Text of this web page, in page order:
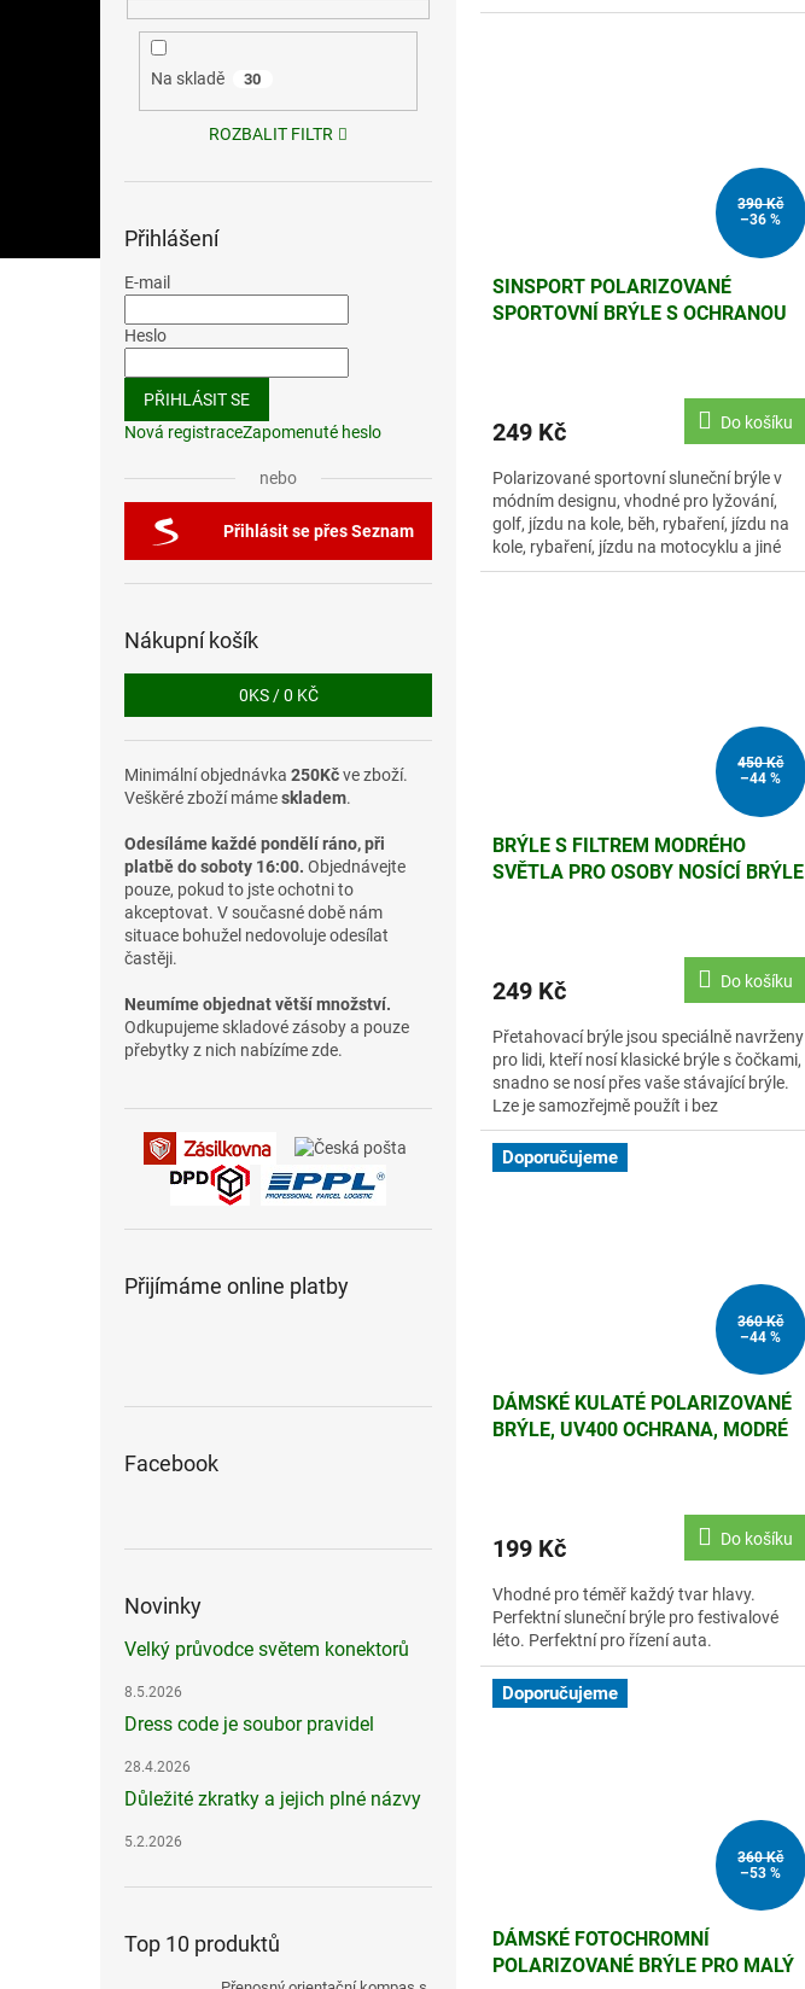
Na skladě 30
ROZBALIT FILTR
Přihlášení
E-mail
Heslo
PŘIHLÁSIT SE
Nová registraceZapomenuté heslo
nebo
Přihlásit se přes Seznam
Nákupní košík
0KS /0 KČ
Minimální objednávka 250Kčve zboží.
Veškěré zboží mámeskladem.
Odesíláme každé pondělí ráno, při
platbě do soboty 16:00. Objednávejte
pouze, pokud to jste ochotni to
akceptovat. V současné době nám
situace bohužel nedovoluje odesílat
častěji.
Neumíme objednat větší množství.
Odkupujeme skladové zásoby a pouze
přebytky z nich nabízíme zde.
Přijímáme online platby
Facebook
Novinky
Velký průvodce světem konektorů
8.5.2026
Dress code je soubor pravidel
28.4.2026
Důležité zkratky a jejich plné názvy
5.2.2026
Top 10 produktů
390 Kč
–36 %
SINSPORT POLARIZOVANÉ
SPORTOVNÍ BRÝLE S OCHRANOU
249 Kč Do košíku
Polarizované sportovní sluneční brýle v
módním designu, vhodné pro lyžování,
golf, jízdu na kole, běh, rybaření, jízdu na
kole, rybaření, jízdu na motocyklu a jiné
outdoorové...
450 Kč
–44 %
BRÝLE S FILTREM MODRÉHO
SVĚTLA PRO OSOBY NOSÍCÍ BRÝLE
249 Kč Do košíku
Přetahovací brýle jsou speciálně navrženy
pro lidi, kteří nosí klasické brýle s čočkami,
snadno se nosí přes vaše stávající brýle.
Lze je samozřejmě použít i bez
klasických...
Doporučujeme
360 Kč
–44 %
DÁMSKÉ KULATÉ POLARIZOVANÉ
BRÝLE, UV400 OCHRANA, MODRÉ
199 Kč Do košíku
Vhodné pro téměř každý tvar hlavy.
Perfektní sluneční brýle pro festivalové
léto. Perfektní pro řízení auta.
Doporučujeme
360 Kč
–53 %
DÁMSKÉ FOTOCHROMNÍ
POLARIZOVANÉ BRÝLE PRO MALÝ